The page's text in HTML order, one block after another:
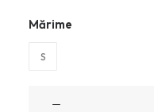
Mărime
S